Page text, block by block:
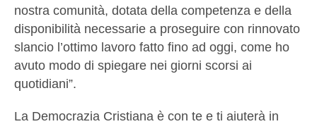
nostra comunità, dotata della competenza e della
disponibilità necessarie a proseguire con rinnovato
slancio l’ottimo lavoro fatto fino ad oggi, come ho
avuto modo di spiegare nei giorni scorsi ai
quotidiani”.
La Democrazia Cristiana è con te e ti aiuterà in